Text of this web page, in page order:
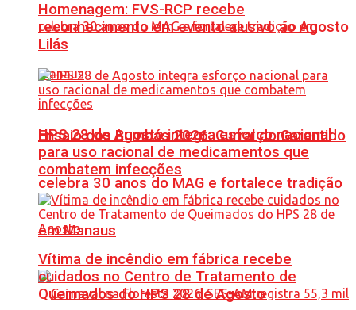
Ensaio dos Bumbás 2026: Curral do Garantido
celebra 30 anos do MAG e fortalece tradição
em Manaus
Homenagem: FVS-RCP recebe
reconhecimento em evento alusivo ao Agosto
Lilás
HPS 28 de Agosto integra esforço nacional
para uso racional de medicamentos que
combatem infecções
Vítima de incêndio em fábrica recebe
cuidados no Centro de Tratamento de
Queimados do HPS 28 de Agosto